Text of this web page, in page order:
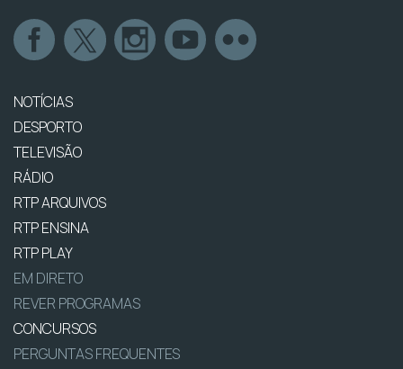
NOTÍCIAS
DESPORTO
TELEVISÃO
RÁDIO
RTP ARQUIVOS
RTP ENSINA
RTP PLAY
EM DIRETO
REVER PROGRAMAS
CONCURSOS
PERGUNTAS FREQUENTES